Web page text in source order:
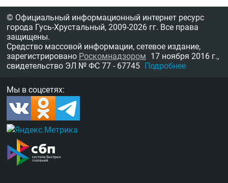
© Официальный информационный интернет ресурс
города Гусь-Хрустальный, 2009-2026 гг. Все права
защищены.
Средство массовой информации, сетевое издание,
зарегистрировано Роскомнадзором 17 ноября 2016 г.,
свидетельство ЭЛ № ФС 77 - 67745 Подробнее
Мы в соцсетях: